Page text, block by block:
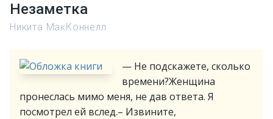
Незаметка
Никита МакКоннелл
— Не подскажете, сколько
времени?Женщина
пронеслась мимо меня, не дав ответа. Я
посмотрел ей вслед.– Извините,